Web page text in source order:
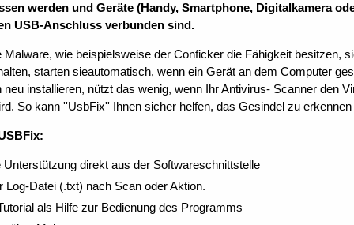
werden und Geräte (Handy, Smartphone, Digitalkamera
USB-Anschluss verbunden sind.
Malware, wie beispielsweise der Conficker die Fähigkeit besitzen,
starten sieautomatisch, wenn ein Gerät an dem Computer
installieren, nützt das wenig, wenn Ihr Antivirus- Scanner den
So kann ''UsbFix'' Ihnen sicher helfen, das Gesindel zu
Unterstützung direkt aus der Softwareschnittstelle
Log-Datei (.txt) nach Scan oder Aktion.
als Hilfe zur Bedienung des Programms